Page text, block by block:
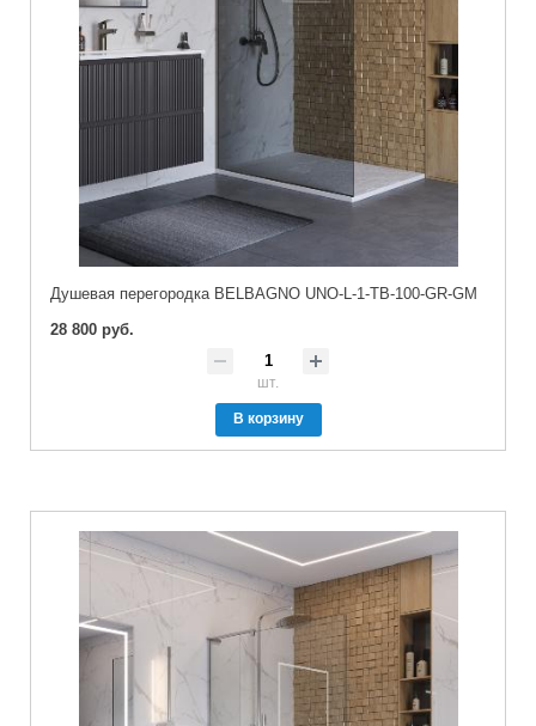
Душевая перегородка BELBAGNO UNO-L-1-TB-100-GR-GM
28 800 руб.
шт.
В корзину